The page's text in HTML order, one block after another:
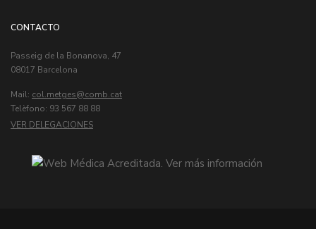
CONTACTO
Passeig de la Bonanova, 47
08017 Barcelona
Mail: col.metges
Telèfono: 93 567 88 88
VER DELEGACIONES